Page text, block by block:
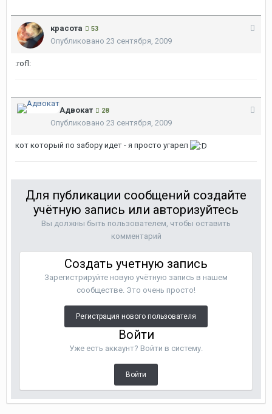
красота 53
Опубликовано 23 сентября, 2009
:rofl:
Адвокат 28
Опубликовано 23 сентября, 2009
кот который по забору идет - я просто угарел
Для публикации сообщений создайте
учётную запись или авторизуйтесь
Вы должны быть пользователем, чтобы оставить
комментарий
Создать учетную запись
Зарегистрируйте новую учётную запись в нашем
сообществе. Это очень просто!
Регистрация нового пользователя
Войти
Уже есть аккаунт? Войти в систему.
Войти